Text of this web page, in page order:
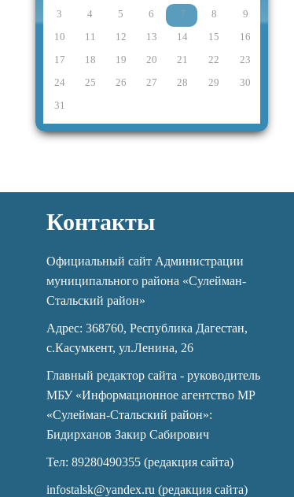
3
4 5 6 7 8
9
10
11 12 13 14 15
16
17
18 19 20 21 22
23
24
25 26 27 28 29
30
31
Контакты
Официальный сайт Администрации
муниципального района «Сулейман-
Стальский район»
Адрес: 368760, Республика Дагестан,
с.Касумкент, ул.Ленина, 26
Главный редактор сайта - руководитель
МБУ «Информационное агентство МР
«Сулейман-Стальский район»:
Бидирханов Закир Сабирович
Тел: 89280490355 (редакция сайта)
infostalsk@yandex.ru (редакция сайта)